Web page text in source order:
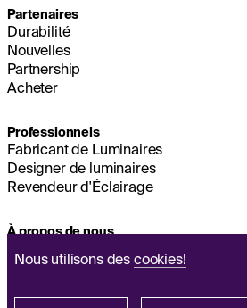
Nous utilisons des cookies!
Partenaires
Durabilité
Nouvelles
Partnership
Acheter
Professionnels
Fabricant de Luminaires
Designer de luminaires
Revendeur d'Éclairage
À propos de nous
Siège Social